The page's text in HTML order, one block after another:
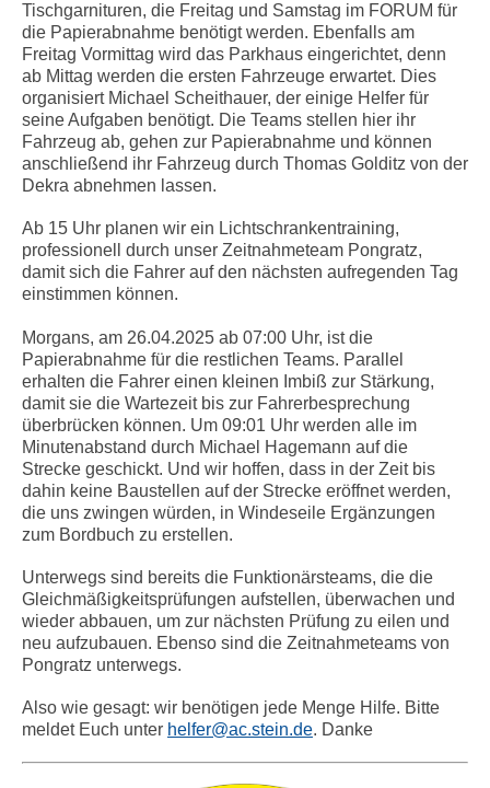
Tischgarnituren, die Freitag und Samstag im FORUM für
die Papierabnahme benötigt werden. Ebenfalls am
Freitag Vormittag wird das Parkhaus eingerichtet, denn
ab Mittag werden die ersten Fahrzeuge erwartet. Dies
organisiert Michael Scheithauer, der einige Helfer für
seine Aufgaben benötigt. Die Teams stellen hier ihr
Fahrzeug ab, gehen zur Papierabnahme und können
anschließend ihr Fahrzeug durch Thomas Golditz von der
Dekra abnehmen lassen.
Ab 15 Uhr planen wir ein Lichtschrankentraining,
professionell durch unser Zeitnahmeteam Pongratz,
damit sich die Fahrer auf den nächsten aufregenden Tag
einstimmen können.
Morgans, am 26.04.2025 ab 07:00 Uhr, ist die
Papierabnahme für die restlichen Teams. Parallel
erhalten die Fahrer einen kleinen Imbiß zur Stärkung,
damit sie die Wartezeit bis zur Fahrerbesprechung
überbrücken können. Um 09:01 Uhr werden alle im
Minutenabstand durch Michael Hagemann auf die
Strecke geschickt. Und wir hoffen, dass in der Zeit bis
dahin keine Baustellen auf der Strecke eröffnet werden,
die uns zwingen würden, in Windeseile Ergänzungen
zum Bordbuch zu erstellen.
Unterwegs sind bereits die Funktionärsteams, die die
Gleichmäßigkeitsprüfungen aufstellen, überwachen und
wieder abbauen, um zur nächsten Prüfung zu eilen und
neu aufzubauen. Ebenso sind die Zeitnahmeteams von
Pongratz unterwegs.
Also wie gesagt: wir benötigen jede Menge Hilfe. Bitte
meldet Euch unter helfer@ac.stein.de. Danke